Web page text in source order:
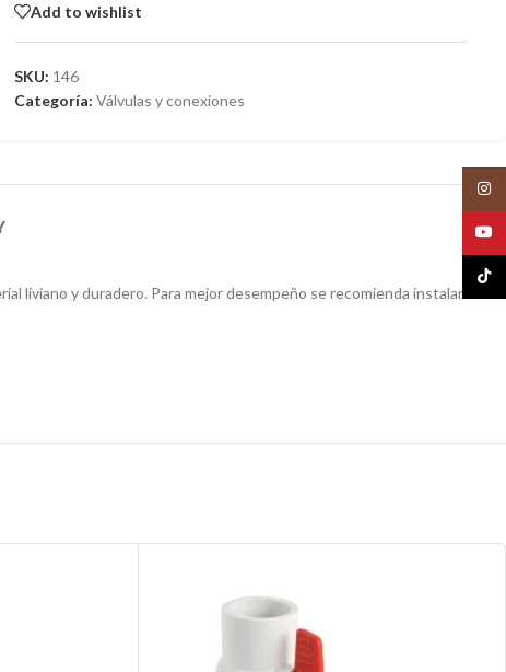
Add to wishlist
SKU: 146
Categoría: Válvulas y conexiones
liviano y duradero. Para mejor desempeño se recomienda instalarse de